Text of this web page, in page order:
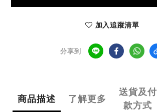
加入追蹤清單
分享到
商品描述 了解更多
送貨及付
款方式